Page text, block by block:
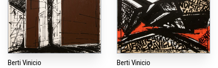
Berti Vinicio
Berti Vinicio